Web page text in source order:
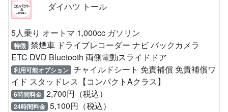
ダイハツ トール
5人乗り オートマ 1,000cc ガソリン
特徴 禁煙車 ドライブレコーダー ナビ バックカメラ
ETC DVD Bluetooth 両側電動スライドドア
利用可能オプション チャイルドシート 免責補償 免責補償ワ
イド スタッドレス【コンパクトAクラス】
6時間料金 2,700円（税込）
24時間料金 5,100円（税込）